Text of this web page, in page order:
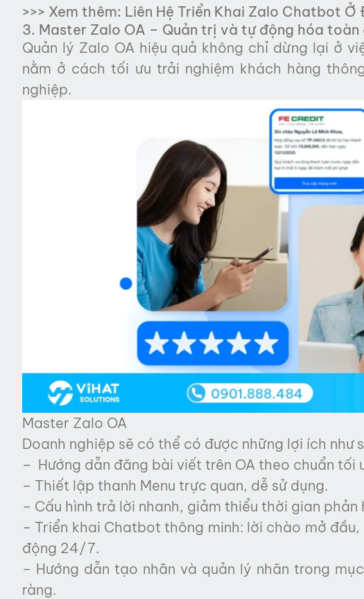
>>> Xem thêm: Liên Hệ Triển Khai Zalo Chatbot Ở
3. Master Zalo OA – Quản trị và tự động hóa toàn
Quản lý Zalo OA hiệu quả không chỉ dừng lại ở
nằm ở cách tối ưu trải nghiệm khách hàng
nghiệp.
Master Zalo OA
Doanh nghiệp sẽ có thể có được những lợi ích như
– Hướng dẫn đăng bài viết trên OA theo chuẩn tối
– Thiết lập thanh Menu trực quan, dễ sử dụng.
– Cấu hình trả lời nhanh, giảm thiểu thời gian phản
– Triển khai Chatbot thông minh: lời chào mở
động 24/7.
– Hướng dẫn tạo nhãn và quản lý nhãn trong
ràng.